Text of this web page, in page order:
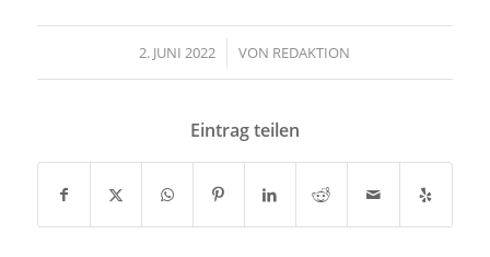
2. JUNI 2022
/ VON REDAKTION
Eintrag teilen